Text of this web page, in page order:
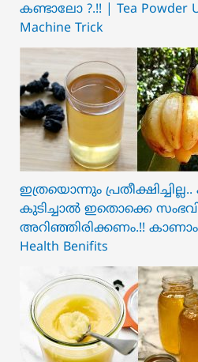
കണ്ടാലോ ?.!! | Tea Powder
Machine Trick
ഇത്രയൊന്നും
കുടിച്ചാൽ ഇതൊക്കെ
അറിഞ്ഞിരിക്കണം.!! കാണാം
Health Benifits